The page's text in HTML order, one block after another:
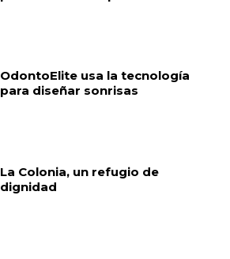
OdontoElite usa la tecnología
para diseñar sonrisas
La Colonia, un refugio de
dignidad